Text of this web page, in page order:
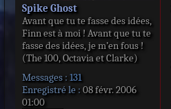
Spike Ghost
Avant que tu te fasse des idées,
Finn est à moi ! Avant que tu te
fasse des idées, je m’en fous !
(The 100, Octavia et Clarke)
Messages : 131
Enregistré le : 08 févr. 2006
01:00